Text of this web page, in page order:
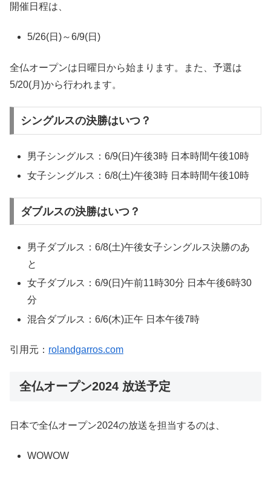
開催日程は、
5/26(日)～6/9(日)
全仏オープンは日曜日から始まります。また、予選は
5/20(月)から行われます。
シングルスの決勝はいつ？
男子シングルス：6/9(日)午後3時 日本時間午後10時
女子シングルス：6/8(土)午後3時 日本時間午後10時
ダブルスの決勝はいつ？
男子ダブルス：6/8(土)午後女子シングルス決勝のあ
と
女子ダブルス：6/9(日)午前11時30分 日本午後6時30
分
混合ダブルス：6/6(木)正午 日本午後7時
引用元： rolandgarros.com
全仏オープン2024 放送予定
日本で全仏オープン2024の放送を担当するのは、
WOWOW